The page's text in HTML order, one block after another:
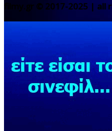
filmy.gr © 2017-2025 | all